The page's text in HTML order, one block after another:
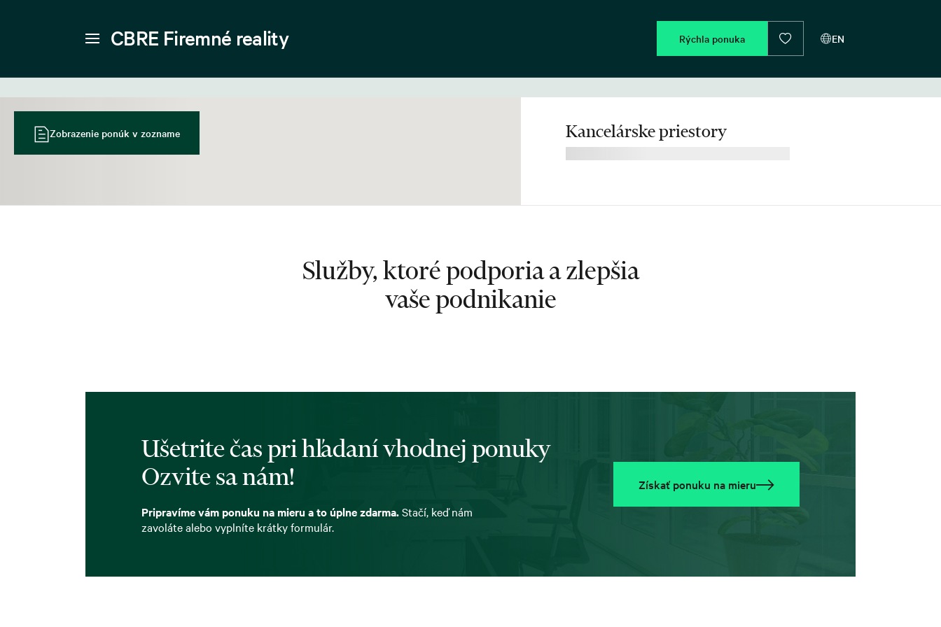
CBRE Firemné reality Rýchla ponuka EN
Zobrazenie ponúk v zozname Kancelárske priestory
Služby, ktoré podporia a zlepšia
vaše podnikanie
Ušetrite čas pri hľadaní vhodnej ponuky
Ozvite sa nám!
Pripravíme vám ponuku na mieru a to úplne zdarma.Stačí, keď nám
zavoláte alebo vyplníte krátky formulár.
Získať ponuku na mieru